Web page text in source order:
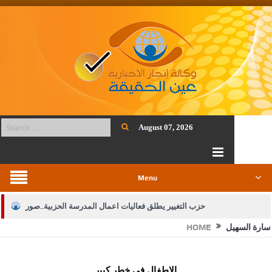
August 07, 2026
Menu
حزب التغيير يطلق فعاليات اعمال المدرسة الحزبية..صور
الجيش يفتح باب التجنيد لحملة البكالوريوس في الحقوق والقانون
HOME سارة السهيل